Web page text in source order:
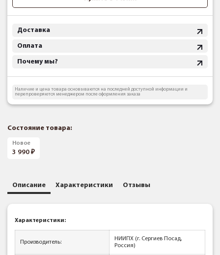
Доставка
Оплата
Почему мы?
Наличие и цена товара основываются на последней доступной информации и
перепроверяются менеджером после оформления заказа
Состояние товара:
Новое
3 990
Описание Характеристики Отзывы
Характеристики:
Производитель:
НИИПХ (г. Сергиев Посад,
Россия)